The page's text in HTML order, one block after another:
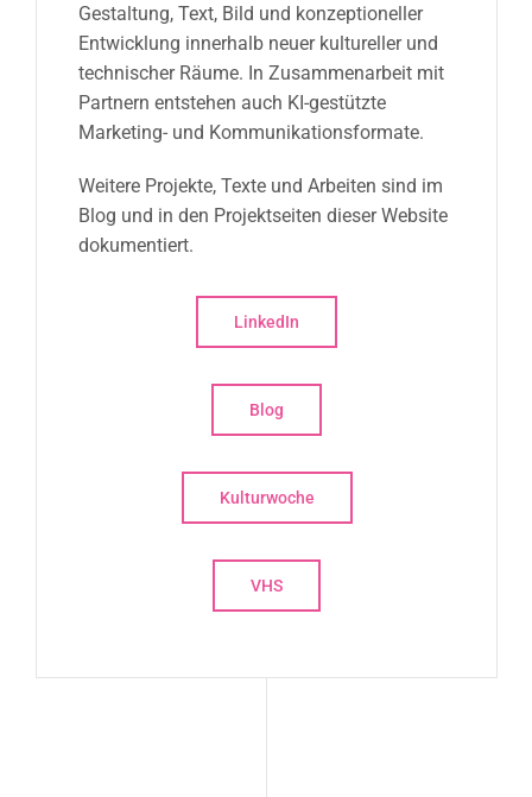
Gestaltung, Text, Bild und konzeptioneller
Entwicklung innerhalb neuer kultureller und
technischer Räume. In Zusammenarbeit mit
Partnern entstehen auch KI-gestützte
Marketing- und Kommunikationsformate.
Weitere Projekte, Texte und Arbeiten sind im
Blog und in den Projektseiten dieser Website
dokumentiert.
LinkedIn
Blog
Kulturwoche
VHS